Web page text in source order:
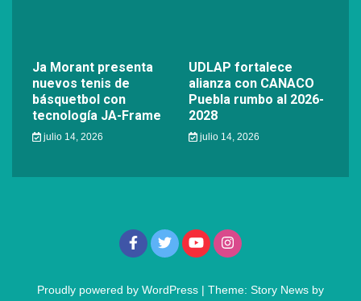
Ja Morant presenta
nuevos tenis de
básquetbol con
tecnología JA-Frame
julio 14, 2026
UDLAP fortalece
alianza con CANACO
Puebla rumbo al 2026-
2028
julio 14, 2026
Proudly powered by WordPress | Theme: Story News by